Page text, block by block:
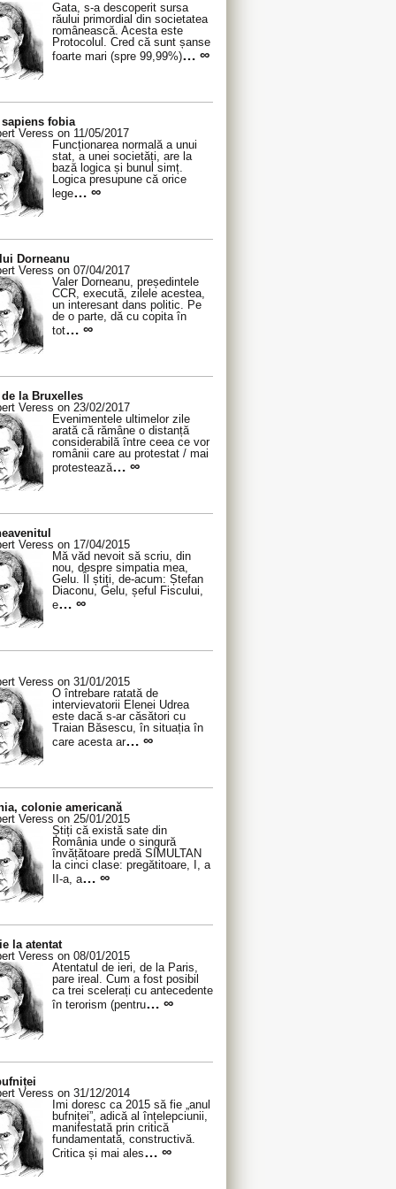
Gata, s-a descoperit sursa
răului primordial din societatea
românească. Acesta este
Protocolul. Cred că sunt șanse
foarte mari (spre 99,99%)… ∞
fobia
Veress on 11/05/2017
Funcționarea normală a unui
stat, a unei societăți, are la
bază logica și bunul simț.
Logica presupune că orice
lege… ∞
Dorneanu
Veress on 07/04/2017
Valer Dorneanu, președintele
CCR, execută, zilele acestea,
un interesant dans politic. Pe
de o parte, dă cu copita în
tot… ∞
de la Bruxelles
Veress on 23/02/2017
Evenimentele ultimelor zile
arată că rămâne o distanță
considerabilă între ceea ce vor
românii care au protestat / mai
protestează… ∞
Veress on 17/04/2015
Mă văd nevoit să scriu, din
nou, despre simpatia mea,
Gelu. Îl știți, de-acum: Ștefan
Diaconu, Gelu, șeful Fiscului,
e… ∞
Veress on 31/01/2015
O întrebare ratată de
intervievatorii Elenei Udrea
este dacă s-ar căsători cu
Traian Băsescu, în situația în
care acesta ar… ∞
colonie americană
Veress on 25/01/2015
Știți că există sate din
România unde o singură
învățătoare predă SIMULTAN
la cinci clase: pregătitoare, I, a
II-a, a… ∞
la atentat
Veress on 08/01/2015
Atentatul de ieri, de la Paris,
pare ireal. Cum a fost posibil
ca trei scelerați cu antecedente
în terorism (pentru… ∞
Veress on 31/12/2014
Îmi doresc ca 2015 să fie „anul
bufniței”, adică al înțelepciunii,
manifestată prin critică
fundamentată, constructivă.
Critica și mai ales… ∞